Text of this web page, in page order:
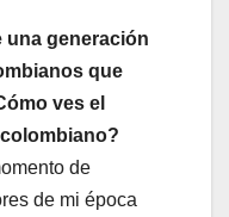
una generación
que
ves el
de
de mi época